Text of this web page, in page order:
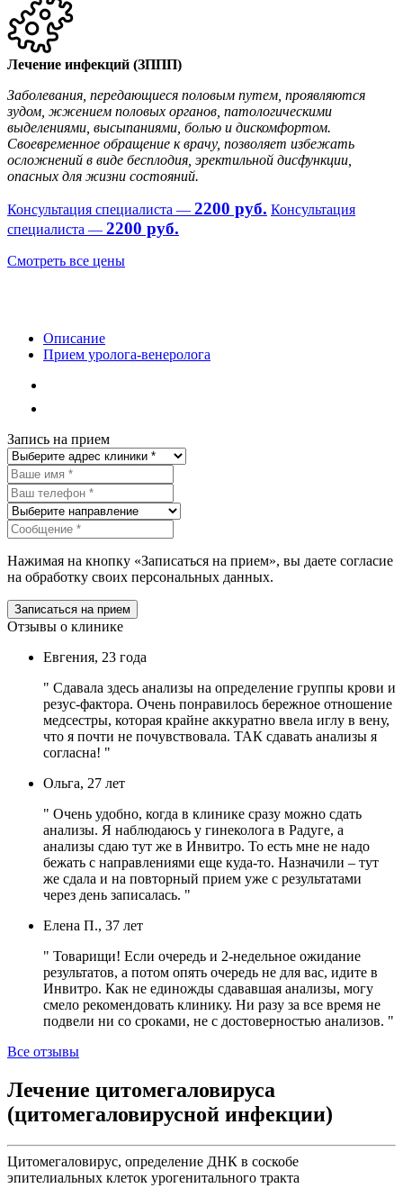
Лечение инфекций (ЗППП)
Заболевания, передающиеся половым путем, проявляются
зудом, жжением половых органов, патологическими
выделениями, высыпаниями, болью и дискомфортом.
Своевременное обращение к врачу, позволяет избежать
осложнений в виде бесплодия, эректильной дисфункции,
опасных для жизни состояний.
Консультация специалиста — 2200 руб. Консультация
специалиста — 2200 руб.
Смотреть все цены
Описание
Прием уролога-венеролога
Запись на прием
Нажимая на кнопку «Записаться на прием», вы даете согласие
на обработку своих персональных данных.
Записаться на прием
Отзывы о клинике
Евгения, 23 года
" Сдавала здесь анализы на определение группы крови и
резус-фактора. Очень понравилось бережное отношение
медсестры, которая крайне аккуратно ввела иглу в вену,
что я почти не почувствовала. ТАК сдавать анализы я
согласна! "
Ольга, 27 лет
" Очень удобно, когда в клинике сразу можно сдать
анализы. Я наблюдаюсь у гинеколога в Радуге, а
анализы сдаю тут же в Инвитро. То есть мне не надо
бежать с направлениями еще куда-то. Назначили – тут
же сдала и на повторный прием уже с результатами
через день записалась. "
Елена П., 37 лет
" Товарищи! Если очередь и 2-недельное ожидание
результатов, а потом опять очередь не для вас, идите в
Инвитро. Как не единожды сдававшая анализы, могу
смело рекомендовать клинику. Ни разу за все время не
подвели ни со сроками, не с достоверностью анализов. "
Все отзывы
Лечение цитомегаловируса
(цитомегаловирусной инфекции)
Цитомегаловирус, определение ДНК в соскобе
эпителиальных клеток урогенитального тракта